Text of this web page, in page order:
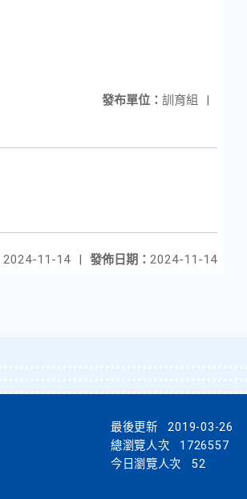
發布單位： 訓育組 |
發佈日期： 2024-11-14
2024-11-14 |
最後更新
2019-03-26
總瀏覽人次
1726557
今日瀏覽人次
52